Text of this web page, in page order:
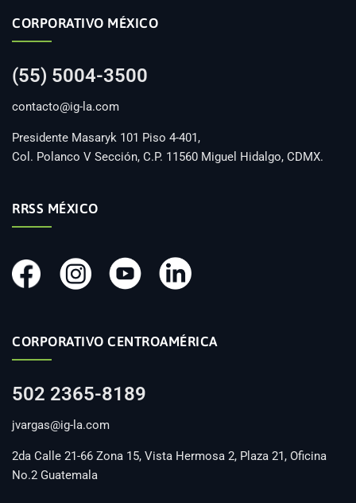
CORPORATIVO MÉXICO
(55) 5004-3500
contacto@ig-la.com
Presidente Masaryk 101 Piso 4-401,
Col. Polanco V Sección, C.P. 11560 Miguel Hidalgo, CDMX.
RRSS MÉXICO
CORPORATIVO CENTROAMÉRICA
502 2365-8189
jvargas@ig-la.com
2da Calle 21-66 Zona 15, Vista Hermosa 2, Plaza 21, Oficina
No.2 Guatemala